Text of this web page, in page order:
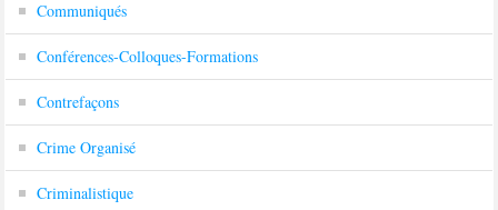
Communiqués
Conférences-Colloques-Formations
Contrefaçons
Crime Organisé
Criminalistique